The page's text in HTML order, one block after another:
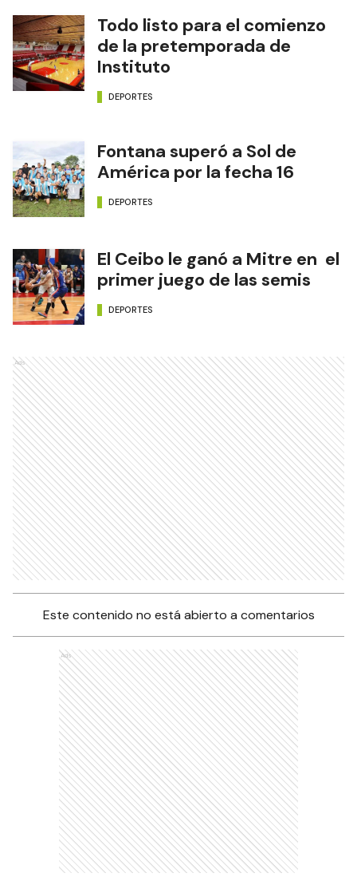
Todo listo para el comienzo
de la pretemporada de
Instituto
DEPORTES
Fontana superó a Sol de
América por la fecha 16
DEPORTES
El Ceibo le ganó a Mitre en el
primer juego de las semis
DEPORTES
Ads
Este contenido no está abierto a comentarios
Ads